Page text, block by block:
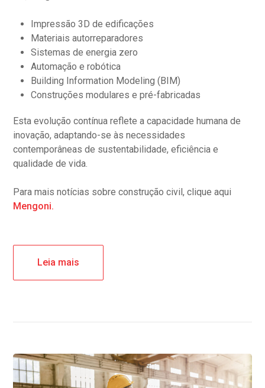
Impressão 3D de edificações
Materiais autorreparadores
Sistemas de energia zero
Automação e robótica
Building Information Modeling (BIM)
Construções modulares e pré-fabricadas
Esta evolução contínua reflete a capacidade humana de
inovação, adaptando-se às necessidades
contemporâneas de sustentabilidade, eficiência e
qualidade de vida.
Para mais notícias sobre construção civil, clique aqui
Mengoni.
Leia mais